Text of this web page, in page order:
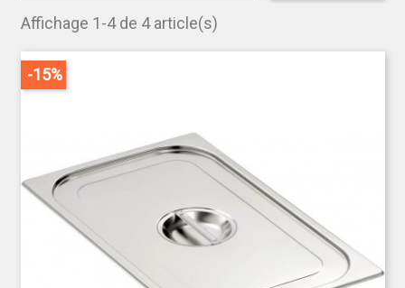
Fabriqués en matériaux résistants et faciles à
entretenir, ces couvercles garantissent une
conservation optimale des aliments tout en
assurant une hygiène irréprochable. Ils facilitent le
Pratiques et durables, nos couvercles GN1/1
améliorent l’organisation et la productivité en
cuisine, répondant aux exigences spécifiques des
professionnels de la restauration.
CONTACTEZ-NOUS
pour commander vos
couvercles GN1/1 ou obtenir plus d’informations.
Affichage 1-4 de 4 article(s)
-15%